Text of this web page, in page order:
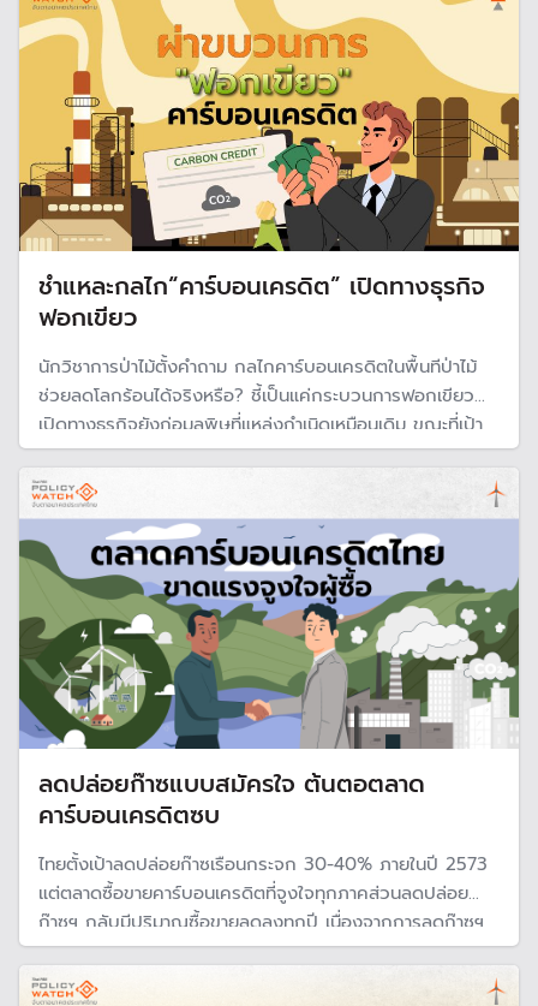
ชำแหละกลไก“คาร์บอนเครดิต” เปิดทางธุรกิจ
ฟอกเขียว
นักวิชาการป่าไม้ตั้งคำถาม กลไกคาร์บอนเครดิตในพื้นทีป่าไม้
ช่วยลดโลกร้อนได้จริงหรือ? ชี้เป็นแค่กระบวนการฟอกเขียว
เปิดทางธุรกิจยังก่อมลพิษที่แหล่งกำเนิดเหมือนเดิม ขณะที่เป้า
หมาย Net Zero ของประเทศจะทำได้ ต้องเพิ่มป่ามากมาถึง
ลดปล่อยก๊าซแบบสมัครใจ ต้นตอตลาด
คาร์บอนเครดิตซบ
ไทยตั้งเป้าลดปล่อยก๊าซเรือนกระจก 30-40% ภายในปี 2573
แต่ตลาดซื้อขายคาร์บอนเครดิตที่จูงใจทุกภาคส่วนลดปล่อย
ก๊าซฯ กลับมีปริมาณซื้อขายลดลงทุกปี เนื่องจากการลดก๊าซฯ
ของไทยยังเป็นแบบภาคสมัครใจ ทำให้คาร์บอนเครดิตขาดแรง
จูงใจจากผู้ซื้อ